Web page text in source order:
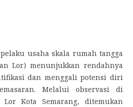
usaha skala rumah tangga
Lor) menunjukkan rendahnya
dan menggali potensi diri
Melalui observasi di
Kota Semarang, ditemukan